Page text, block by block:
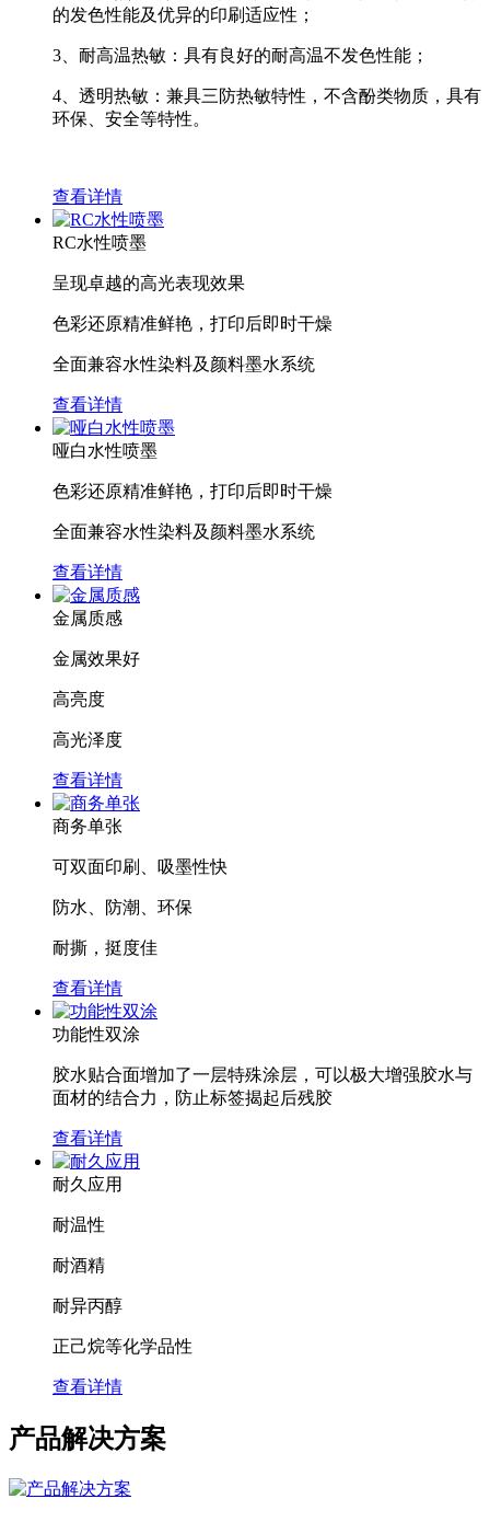
的发色性能及优异的印刷适应性；
3、耐高温热敏：具有良好的耐高温不发色性能；
4、透明热敏：兼具三防热敏特性，不含酚类物质，具有
环保、安全等特性。
查看详情
RC水性喷墨
呈现卓越的高光表现效果
色彩还原精准鲜艳，打印后即时干燥
全面兼容水性染料及颜料墨水系统
查看详情
哑白水性喷墨
色彩还原精准鲜艳，打印后即时干燥
全面兼容水性染料及颜料墨水系统
查看详情
金属质感
金属效果好
高亮度
高光泽度
查看详情
商务单张
可双面印刷、吸墨性快
防水、防潮、环保
耐撕，挺度佳
查看详情
功能性双涂
胶水贴合面增加了一层特殊涂层，可以极大增强胶水与
面材的结合力，防止标签揭起后残胶
查看详情
耐久应用
耐温性
耐酒精
耐异丙醇
正己烷等化学品性
查看详情
产品解决方案